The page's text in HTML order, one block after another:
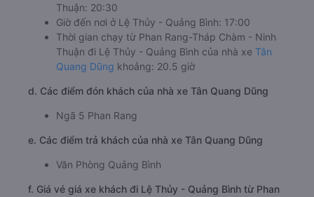
Thuận: 20:30
Giờ đến nơi ở Lệ Thủy - Quảng Bình: 17:00
Thời gian chạy từ Phan Rang-Tháp Chàm - Ninh
Thuận đi Lệ Thủy - Quảng Bình của nhà xe Tân
Quang Dũng khoảng: 20.5 giờ
d. Các điểm đón khách của nhà xe Tân Quang Dũng
Ngã 5 Phan Rang
e. Các điểm trả khách của nhà xe Tân Quang Dũng
Văn Phòng Quảng Bình
f. Giá vé giá xe khách đi Lệ Thủy - Quảng Bình từ Phan